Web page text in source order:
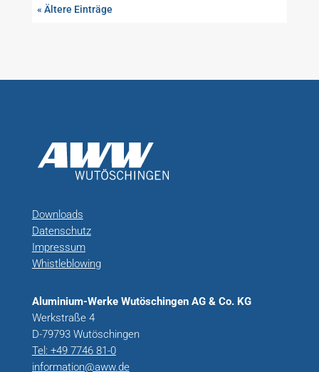
« Ältere Einträge
Downloads
Datenschutz
Impressum
Whistleblowing
Aluminium-Werke Wutöschingen AG & Co. KG
Werkstraße 4
D-79793 Wutöschingen
Tel: +49 7746 81-0
information@aww.de